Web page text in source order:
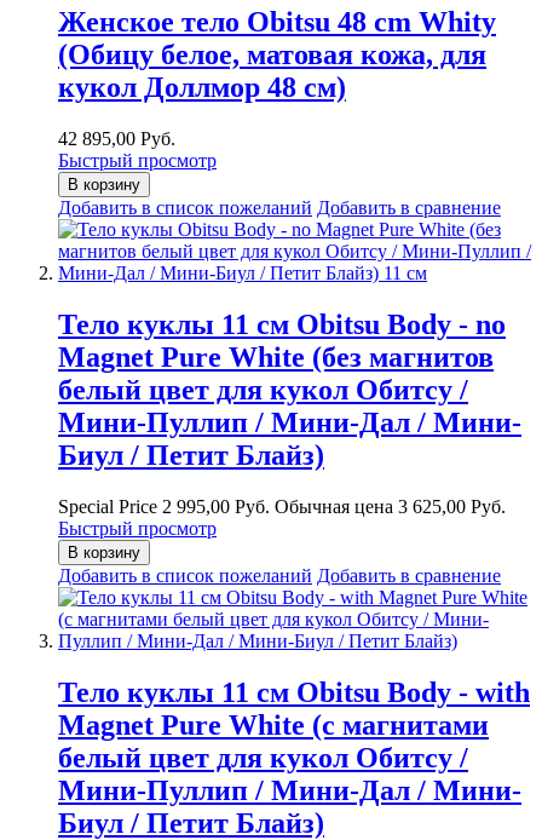
Женское тело Obitsu 48 cm Whity
(Обицу белое, матовая кожа, для
кукол Доллмор 48 см)
42 895,00 Руб.
Быстрый просмотр
В корзину
Добавить в список пожеланий Добавить в сравнение
Тело куклы 11 см Obitsu Body - no
Magnet Pure White (без магнитов
белый цвет для кукол Обитсу /
Мини-Пуллип / Мини-Дал / Мини-
Биул / Петит Блайз)
Special Price 2 995,00 Руб. Обычная цена 3 625,00 Руб.
Быстрый просмотр
В корзину
Добавить в список пожеланий Добавить в сравнение
Тело куклы 11 см Obitsu Body - with
Magnet Pure White (с магнитами
белый цвет для кукол Обитсу /
Мини-Пуллип / Мини-Дал / Мини-
Биул / Петит Блайз)